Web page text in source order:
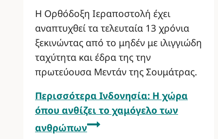
Η Ορθόδοξη Ιεραποστολή έχει
αναπτυχθεί τα τελευταία 13 χρόνια
ξεκινώντας από το μηδέν με ιλιγγιώδη
ταχύτητα και έδρα της την
πρωτεύουσα Μεντάν της Σουμάτρας.
Περισσότερα Ινδονησία: Η χώρα
όπου ανθίζει το χαμόγελο των
ανθρώπων